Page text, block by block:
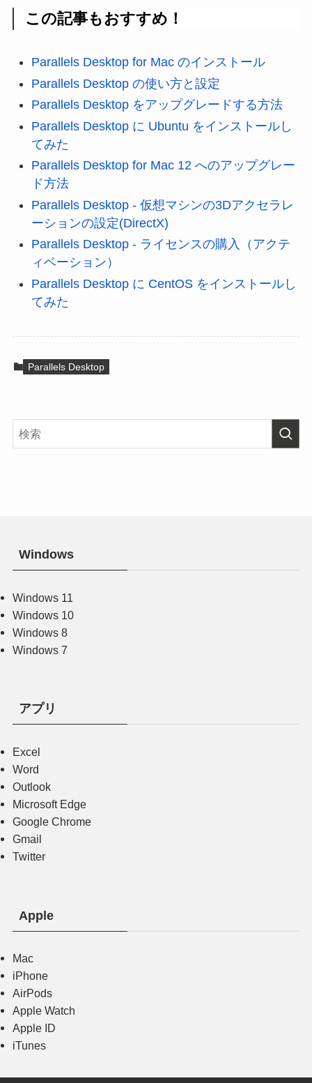
この記事もおすすめ！
Parallels Desktop for Mac のインストール
Parallels Desktop の使い方と設定
Parallels Desktop をアップグレードする方法
Parallels Desktop に Ubuntu をインストールし
てみた
Parallels Desktop for Mac 12 へのアップグレー
ド方法
Parallels Desktop - 仮想マシンの3Dアクセラレ
ーションの設定(DirectX)
Parallels Desktop - ライセンスの購入（アクテ
ィベーション）
Parallels Desktop に CentOS をインストールし
てみた
Parallels Desktop
Windows
Windows 11
Windows 10
Windows 8
Windows 7
アプリ
Excel
Word
Outlook
Microsoft Edge
Google Chrome
Gmail
Twitter
Apple
Mac
iPhone
AirPods
Apple Watch
Apple ID
iTunes